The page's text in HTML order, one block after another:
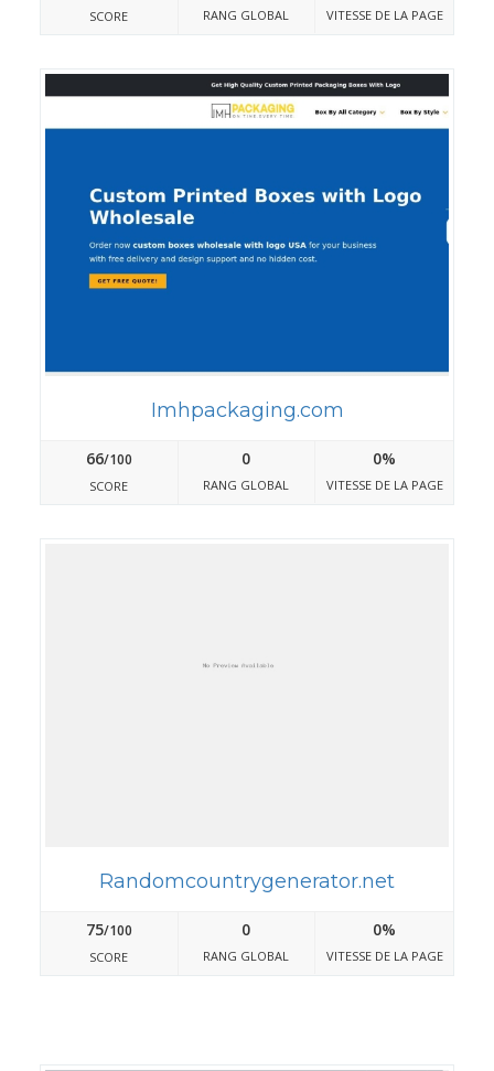
SCORE RANG GLOBAL VITESSE DE LA PAGE
Imhpackaging.com
66/100
SCORE
0
RANG GLOBAL
0%
VITESSE DE LA PAGE
Randomcountrygenerator.net
75/100
SCORE
0
RANG GLOBAL
0%
VITESSE DE LA PAGE